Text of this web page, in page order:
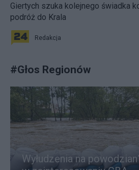
Giertych szuka kolejnego świadka
podróż do Krala
Redakcja
#Głos Regionów
Wyłudzenia na